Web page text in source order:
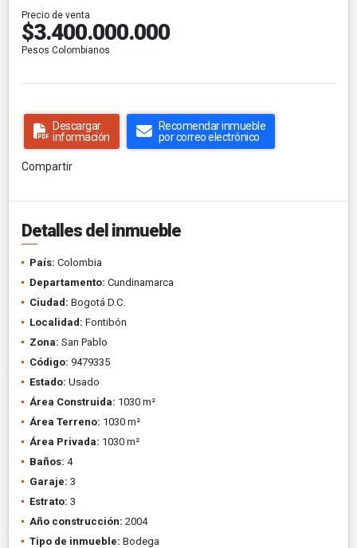
Precio de venta
$3.400.000.000
Pesos Colombianos
Descargar
información
Recomendar inmueble
por correo electrónico
Compartir
Detalles del inmueble
País: Colombia
Departamento: Cundinamarca
Ciudad: Bogotá D.C.
Localidad: Fontibón
Zona: San Pablo
Código: 9479335
Estado: Usado
Área Construida: 1030 m²
Área Terreno: 1030 m²
Área Privada: 1030 m²
Baños: 4
Garaje: 3
Estrato: 3
Año construcción: 2004
Tipo de inmueble: Bodega